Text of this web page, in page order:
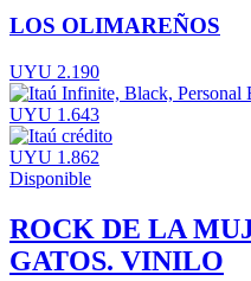
LOS OLIMAREÑOS
UYU 2.190
UYU 1.643
UYU 1.862
Disponible
ROCK DE LA
GATOS. VINILO